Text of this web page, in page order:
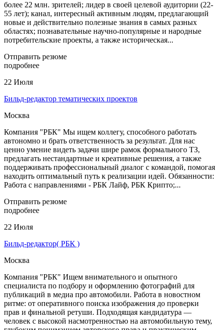
более 22 млн. зрителей; лидер в своей целевой аудитории (22-
55 лет); канал, интересный активным людям, предлагающий
новые и действительно полезные знания в самых разных
областях; познавательные научно-популярные и народные
потребительские проекты, а также историческая...
Отправить резюме
подробнее
22 Июля
Бильд-редактор тематических проектов
Москва
Компания "РБК" Мы ищем коллегу, способного работать
автономно и брать ответственность за результат. Для нас
ценно умение видеть задачи шире рамок формального ТЗ,
предлагать нестандартные и креативные решения, а также
поддерживать профессиональный диалог с командой, помогая
находить оптимальный путь к реализации идей. Обязанности:
Работа с направлениями - РБК Лайф, РБК Крипто;...
Отправить резюме
подробнее
22 Июля
Бильд-редактор( РБК )
Москва
Компания "РБК" Ищем внимательного и опытного
специалиста по подбору и оформлению фотографий для
публикаций в медиа про автомобили. Работа в новостном
ритме: от оперативного поиска изображения до проверки
прав и финальной ретуши. Подходящая кандидатура —
человек с высокой насмотренностью на автомобильную тему,